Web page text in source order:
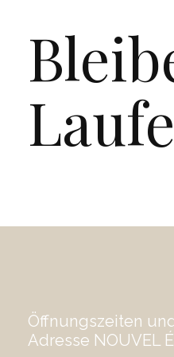
Öffnungszeiten
Adresse NOUVEL